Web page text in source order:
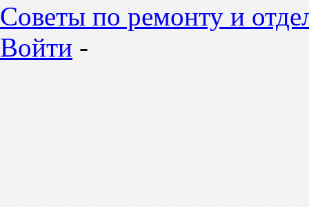
Советы по ремонту и
Войти -